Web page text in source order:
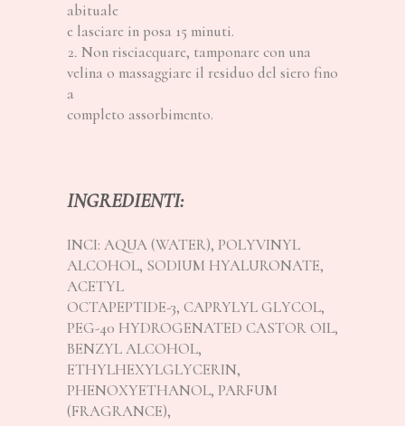
abituale
e lasciare in posa 15 minuti.
Non risciacquare, tamponare con una
velina o massaggiare il residuo del siero fino
a
completo assorbimento.
INGREDIENTI:
INCI: AQUA (WATER), POLYVINYL
ALCOHOL, SODIUM HYALURONATE,
ACETYL
OCTAPEPTIDE-3, CAPRYLYL GLYCOL,
PEG-40 HYDROGENATED CASTOR OIL,
BENZYL ALCOHOL,
ETHYLHEXYLGLYCERIN,
PHENOXYETHANOL, PARFUM
(FRAGRANCE),